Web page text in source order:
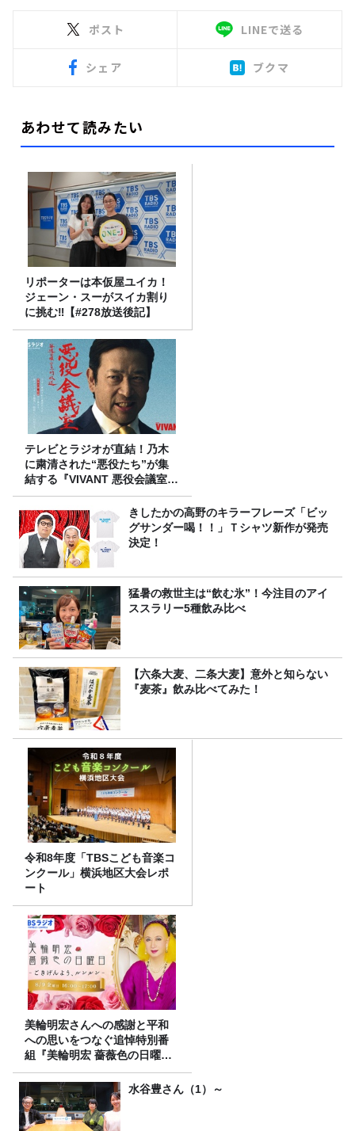
ポスト LINEで送る
シェア ブクマ
あわせて読みたい
リポーターは本仮屋ユイカ！
ジェーン・スーがスイカ割り
に挑む‼【#278放送後記】
テレビとラジオが直結！乃木
に粛清された“悪役たち”が集
結する『VIVANT 悪役会議室』
7/26(日)23時スタート！
きしたかの高野のキラーフレーズ「ビッ
グサンダー喝！！」Ｔシャツ新作が発売
決定！
猛暑の救世主は“飲む氷”！今注目のアイ
ススラリー5種飲み比べ
【六条大麦、二条大麦】意外と知らない
『麦茶』飲み比べてみた！
令和8年度「TBSこども音楽コ
ンクール」横浜地区大会レポ
ート
美輪明宏さんへの感謝と平和
への思いをつなぐ追悼特別番
組『美輪明宏 薔薇色の日曜日
～ごきげんよう、ルンルン
～』8/9（日）16時放送水谷豊さん（1）～